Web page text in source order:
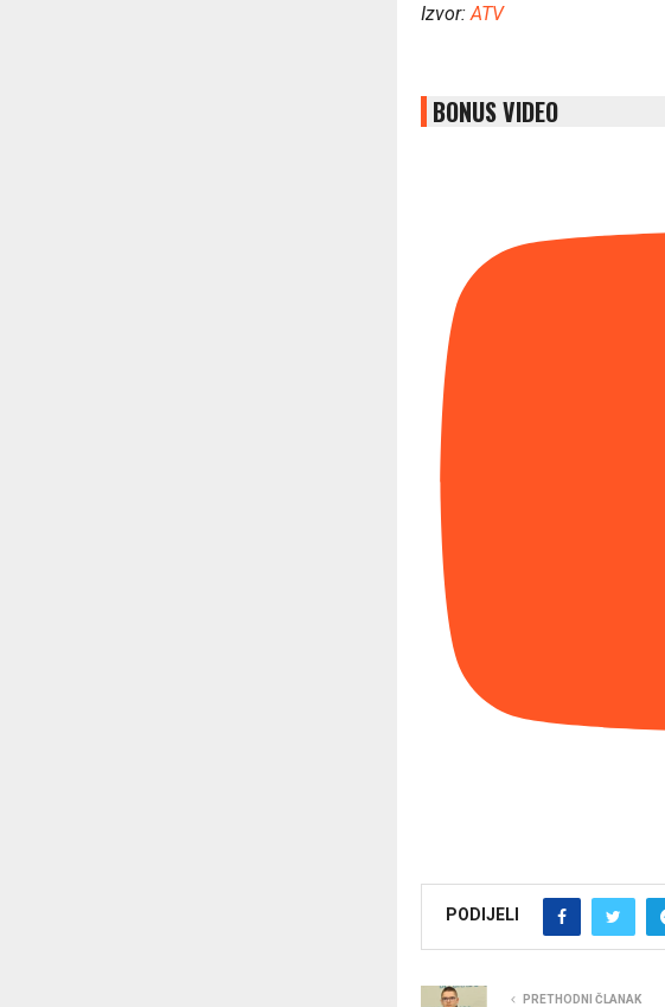
Izvor:ATV
BONUS VIDEO
PODIJELI
PRETHODNI ČLANAK